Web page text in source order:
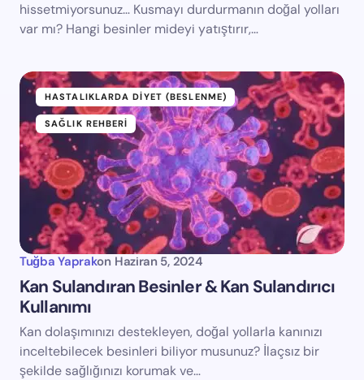
hissetmiyorsunuz… Kusmayı durdurmanın doğal yolları
var mı? Hangi besinler mideyi yatıştırır,…
HASTALIKLARDA DIYET (BESLENME)
SAĞLIK REHBERI
Tuğba Yaprakon Haziran 5, 2024
Kan Sulandıran Besinler & Kan Sulandırıcı
Kullanımı
Kan dolaşımınızı destekleyen, doğal yollarla kanınızı
inceltebilecek besinleri biliyor musunuz? İlaçsız bir
şekilde sağlığınızı korumak ve…